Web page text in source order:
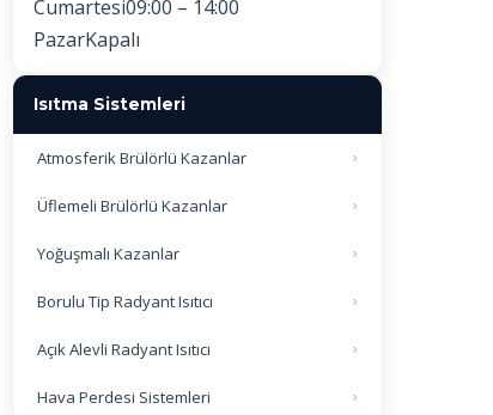
Cumartesi09:00 – 14:00
PazarKapalı
Isıtma Sistemleri
Atmosferik Brülörlü Kazanlar
Üflemeli Brülörlü Kazanlar
Yoğuşmalı Kazanlar
Borulu Tip Radyant Isıtıcı
Açık Alevli Radyant Isıtıcı
Hava Perdesi Sistemleri